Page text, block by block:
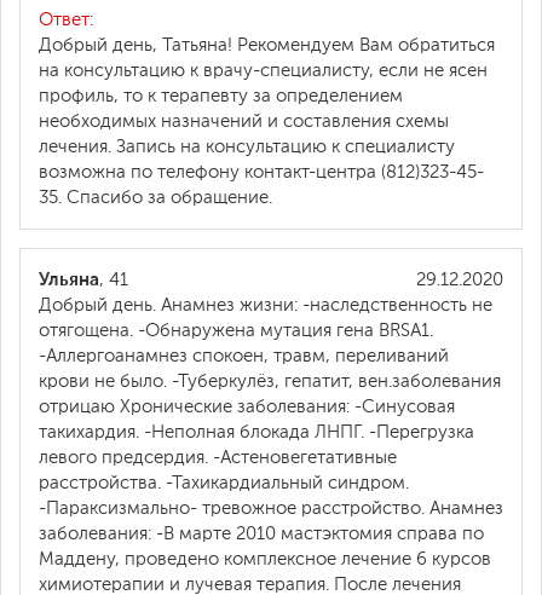
Ответ:
Добрый день, Татьяна! Рекомендуем Вам обратиться
на консультацию к врачу-специалисту, если не ясен
профиль, то к терапевту за определением
необходимых назначений и составления схемы
лечения. Запись на консультацию к специалисту
возможна по телефону контакт-центра (812)323-45-
35. Спасибо за обращение.
29.12.2020
Ульяна, 41
Добрый день. Анамнез жизни: -наследственность не
отягощена. -Обнаружена мутация гена BRSA1.
-Аллергоанамнез спокоен, травм, переливаний
крови не было. -Туберкулёз, гепатит, вен.заболевания
отрицаю Хронические заболевания: -Синусовая
такихардия. -Неполная блокада ЛНПГ. -Перегрузка
левого предсердия. -Астеновегетативные
расстройства. -Тахикардиальный синдром.
-Параксизмально- тревожное расстройство. Анамнез
заболевания: -В марте 2010 мастэктомия справа по
Маддену, проведено комплексное лечение 6 курсов
химиотерапии и лучевая терапия. После лечения